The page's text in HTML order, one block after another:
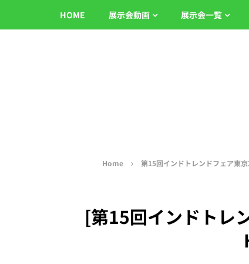
HOME 展示会動画 展示会一覧
Home 第15回インドトレンドフェア東
[第15回インドトレ